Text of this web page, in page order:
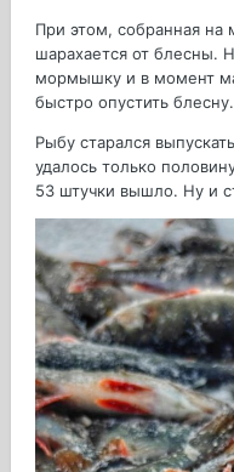
При этом, собранная на
шарахается от блесны.
мормышку и в момент
быстро опустить
Рыбу старался
удалось только
53 штучки вышло. Ну и